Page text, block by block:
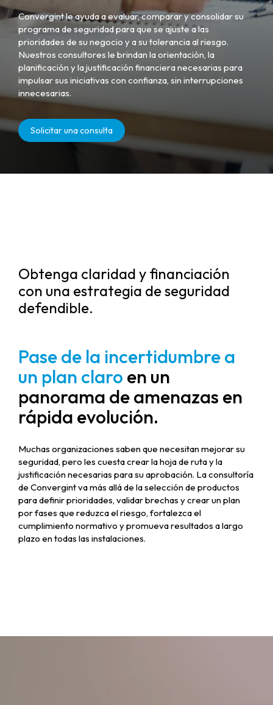
Convergint le ayuda a evaluar, comparar y consolidar su
programa de seguridad para que se ajuste a las
prioridades de su negocio y a su tolerancia al riesgo.
Nuestros consultores le brindan la orientación, la
planificación y la justificación financiera necesarias para
impulsar sus iniciativas con confianza, sin interrupciones
innecesarias.
Solicitar una consulta
Obtenga claridad y financiación
con una estrategia de seguridad
defendible.
Pase de la incertidumbre a
un plan claro en un
panorama de amenazas en
rápida evolución.
Muchas organizaciones saben que necesitan mejorar su
seguridad, pero les cuesta crear la hoja de ruta y la
justificación necesarias para su aprobación. La consultoría
de Convergint va más allá de la selección de productos
para definir prioridades, validar brechas y crear un plan
por fases que reduzca el riesgo, fortalezca el
cumplimiento normativo y promueva resultados a largo
plazo en todas las instalaciones.